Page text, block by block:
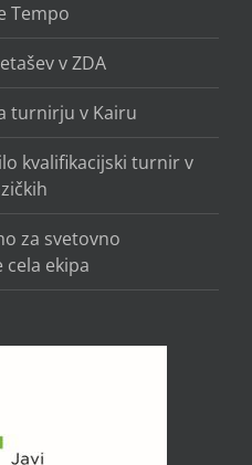
Tempo
v ZDA
turnirju v Kairu
kvalifikacijski turnir v
za svetovno
cela ekipa